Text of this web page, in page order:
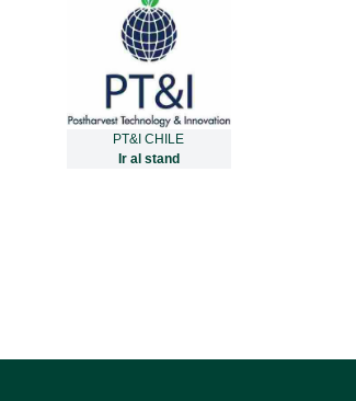
PT&I CHILE
Ir al stand